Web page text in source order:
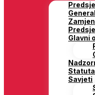
Glavni
Savjeti